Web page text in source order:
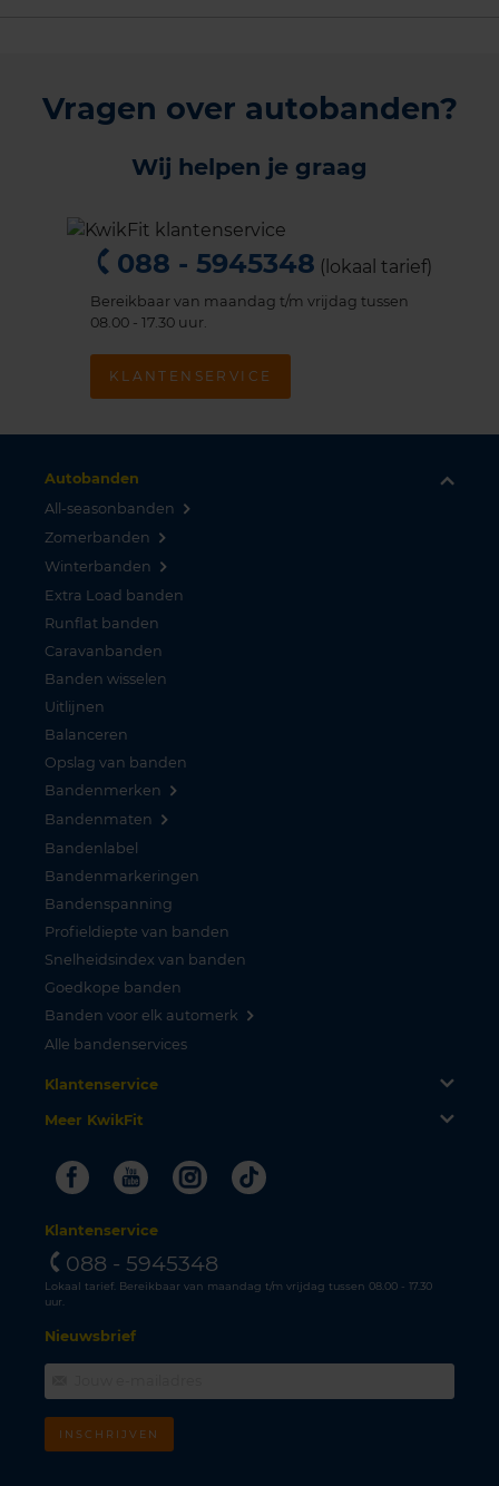
Vragen over autobanden?
Wij helpen je graag
088 - 5945348 (lokaal tarief)
Bereikbaar van maandag t/m vrijdag tussen
08.00 - 17.30 uur.
KLANTENSERVICE
Autobanden
All-seasonbanden
Zomerbanden
Winterbanden
Extra Load banden
Runflat banden
Caravanbanden
Banden wisselen
Uitlijnen
Balanceren
Opslag van banden
Bandenmerken
Bandenmaten
Bandenlabel
Bandenmarkeringen
Bandenspanning
Profieldiepte van banden
Snelheidsindex van banden
Goedkope banden
Banden voor elk automerk
Alle bandenservices
Klantenservice
Meer KwikFit
FacebookYoutubeInstagram
Tiktok
Klantenservice
088 - 5945348
Lokaal tarief. Bereikbaar van maandag t/m vrijdag tussen 08.00 - 17.30
uur.
Nieuwsbrief
INSCHRIJVEN